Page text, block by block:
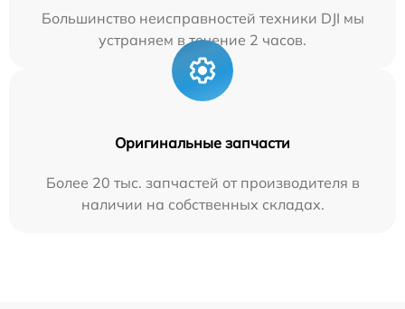
Большинство неисправностей техники DJI мы
устраняем в течение 2 часов.
Оригинальные запчасти
Более 20 тыс. запчастей от производителя в
наличии на собственных складах.